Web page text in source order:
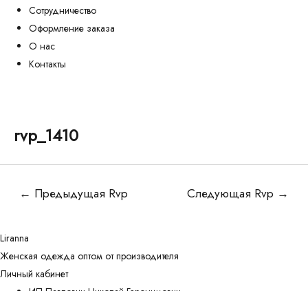
Сотрудничество
Оформление заказа
О нас
Контакты
rvp_1410
Навигация
← Предыдущая Rvp Следующая Rvp →
Liranna
Женская одежда оптом от производителя
Личный кабинет